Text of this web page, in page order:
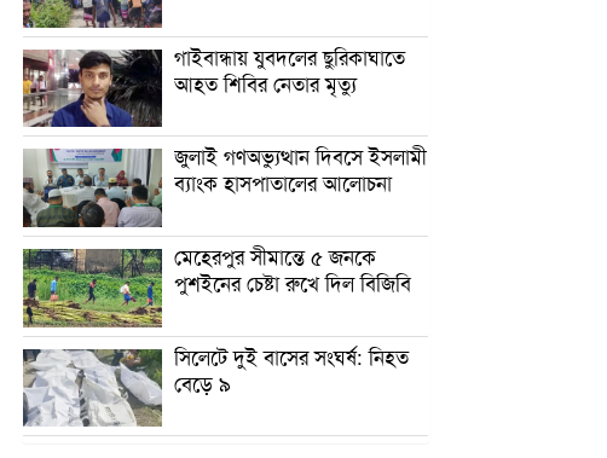
গাইবান্ধায় যুবদলের ছুরিকাঘাতে
আহত শিবির নেতার মৃত্যু
জুলাই গণঅভ্যুত্থান দিবসে ইসলামী
ব্যাংক হাসপাতালের আলোচনা
মেহেরপুর সীমান্তে ৫ জনকে
পুশইনের চেষ্টা রুখে দিল বিজিবি
সিলেটে দুই বাসের সংঘর্ষ: নিহত
বেড়ে ৯